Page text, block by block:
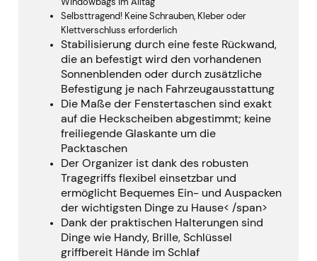
Selbsttragend! Keine Schrauben, Kleber oder
Klettverschluss erforderlich
Stabilisierung durch eine feste Rückwand,
die an befestigt wird den vorhandenen
Sonnenblenden oder durch zusätzliche
Befestigung je nach Fahrzeugausstattung
Die Maße der Fenstertaschen sind exakt
auf die Heckscheiben abgestimmt; keine
freiliegende Glaskante um die
Packtaschen
Der Organizer ist dank des robusten
Tragegriffs flexibel einsetzbar und
ermöglicht Bequemes Ein- und Auspacken
der wichtigsten Dinge zu Hause< /span>
Dank der praktischen Halterungen sind
Dinge wie Handy, Brille, Schlüssel
griffbereit Hände im Schlaf